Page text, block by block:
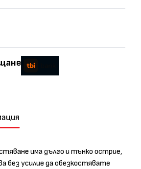
има дълго и тънко острие,
без усилие да обезкостявате